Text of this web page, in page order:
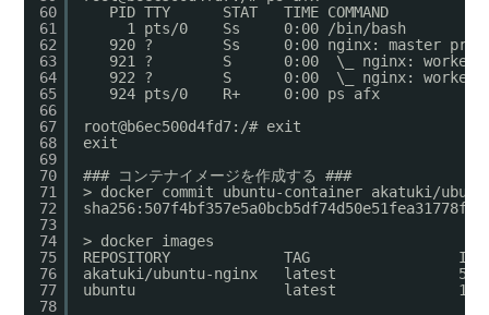
60
61
62
63
64
65
66
67
68
69
70
71
72
73
74
75
76
77
78
PID TTY      STAT   TIME COMMAND
1 pts/0    Ss     0:00 /bin/bash
920 ?        Ss     0:00 nginx: master
921 ?        S      0:00  \_ nginx: worker
922 ?        S      0:00  \_ nginx: worker
924 pts/0    R+     0:00 ps afx
root@b6ec500d4fd7:/# exit
exit
### コンテナイメージを作成する ###
> docker commit ubuntu-container akatuki/
> docker images
REPOSITORY             TAG
akatuki/ubuntu-nginx   latest
ubuntu                 latest